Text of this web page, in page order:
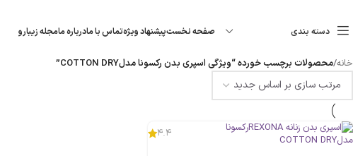
دسته بندی صفحه نخستپیشنهاد ویژهتماس با مادرباره مامجله زیبارو
خانه/محصولات برچسب خورده “ویژگی اسپری بدن رکسونا مدلCOTTON DRY”
4.4